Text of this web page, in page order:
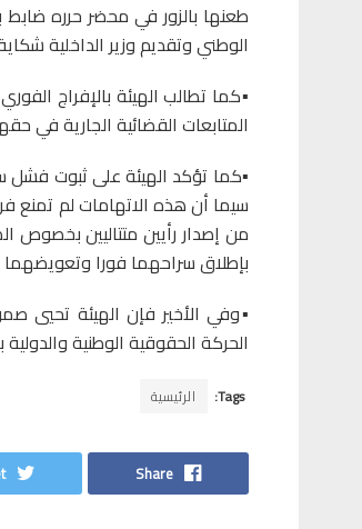
طعنها بالزور في محضر حرره ضابط
الوطني وتقديم وزير الداخلية
▪️كما تطالب الهيئة بالإفراج
المتابعات القضائية الجارية
▪️كما تؤكد الهيئة على ثبوت فشل
سيما أن هذه الاتهامات لم تمنع
من إصدار رأيين متتاليين
بإطلاق سراحهما فورا وتعويضهما
▪️وفي الأخير فإن الهيئة تحيي
الحركة الحقوقية الوطنية
Tags: الرئيسية
Share